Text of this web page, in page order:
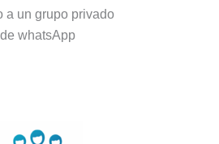
a un grupo privado
de whatsApp